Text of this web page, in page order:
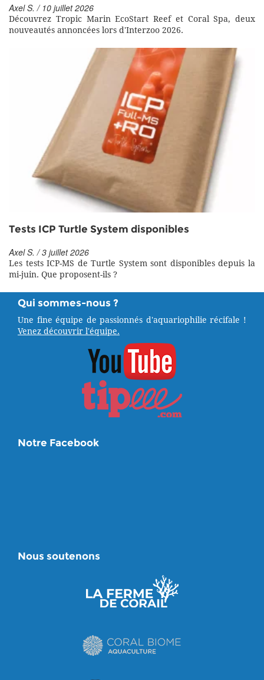
Axel S. / 10 juillet 2026
Découvrez Tropic Marin EcoStart Reef et Coral Spa, deux
nouveautés annoncées lors d'Interzoo 2026.
Tests ICP Turtle System disponibles
Axel S. / 3 juillet 2026
Les tests ICP-MS de Turtle System sont disponibles depuis la
mi-juin. Que proposent-ils ?
Qui sommes-nous ?
Une fine équipe de passionnés d'aquariophilie récifale !
Venez découvrir l'équipe.
Notre Facebook
Nous soutenons